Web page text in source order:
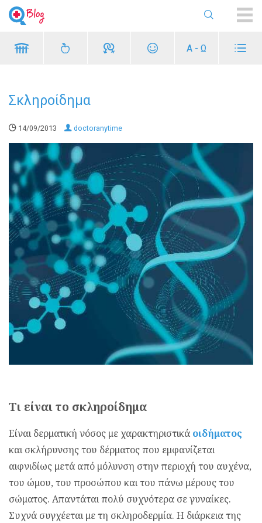
Α - Ω
Σκληροίδημα
14/09/2013 doctoranytime
Τι είναι το σκληροίδημα
Eίναι δερματική νόσος με χαρακτηριστικά οιδήματος
και σκλήρυνσης του δέρματος που εμφανίζεται
αιφνιδίως μετά από μόλυνση στην περιοχή του αυχένα,
του ώμου, του προσώπου και του πάνω μέρους του
σώματος. Απαντάται πολύ συχνότερα σε γυναίκες.
Συχνά συγχέεται με τη σκληροδερμία. Η διάρκεια της